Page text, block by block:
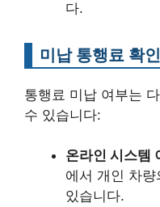
다.
미납 통행료 확
통행료 미납 여부는
수 있습니다:
온라인 시스템
에서 개인 차
있습니다.